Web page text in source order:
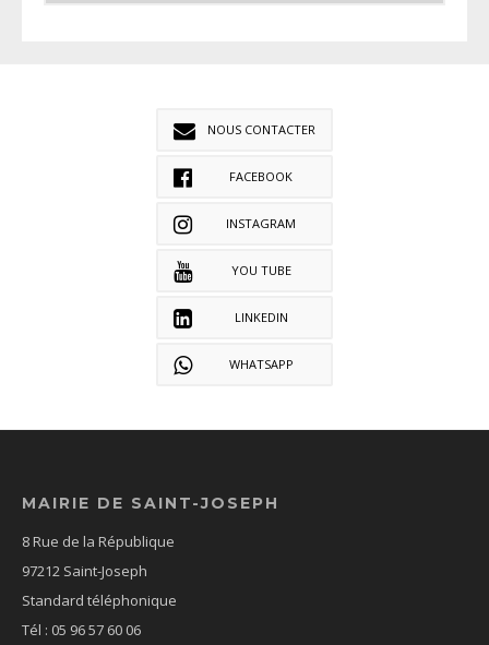
NOUS CONTACTER
FACEBOOK
INSTAGRAM
YOU TUBE
LINKEDIN
WHATSAPP
MAIRIE DE SAINT-JOSEPH
8 Rue de la République
97212 Saint-Joseph
Standard téléphonique
Tél : 05 96 57 60 06